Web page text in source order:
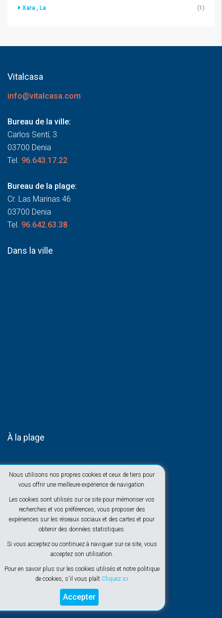
Nous utilisons nos propres cookies et ceux de tiers pour
vous offrir une meilleure expérience de navigation.
Les cookies sont utilisés sur ce site pour mémoriser vos
recherches et vos préférences, vous proposer des
expériences sur les réseaux sociaux et des cartes et pour
obtenir des données statistiques.
Si vous acceptez ou continuez à naviguer sur ce site, vous
acceptez son utilisation.
Pour en savoir plus sur les cookies utilisés et notre politique
de cookies, s'il vous plaît Cliquez ici
Accepter
Xara , La
(1)
Vitalcasa
info@vitalcasa.com
Bureau de la ville:
Carlos Sentí, 3
03700 Denia
Tel. 96.643.17.22
Bureau de la plage:
Cr. Las Marinas 46
03700 Denia
Tel. 96.642.63.38
Dans la ville
À la plage